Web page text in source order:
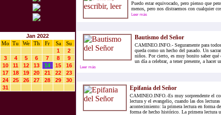
Jan 2022
Mo
Tu We Th Fr Sa
Su
1
2
3
4 5 6 7 8
9
10
11 12 13 14 15
16
17
18 19 20 21 22
23
24
25 26 27 28 29
30
31
Puedo estar equivocado, pero pienso que
menos, pero nos distraemos con cualquier
Leer más
Bautismo del Señor
CAMINEO.INFO.- Seguramente para
queda como un hecho del pasado. Un
niños. Por cierto, es muy bonito saber
un día a celebrar, a tener presente, a hacer
Leer más
Epifania del Señor
CAMINEO.INFO.-Es muy sorprendente el
lectura y el evangelio, cuando las dos
acontecimiento: la primera lectura en forma
forma de hecho histórico. La primera lectura